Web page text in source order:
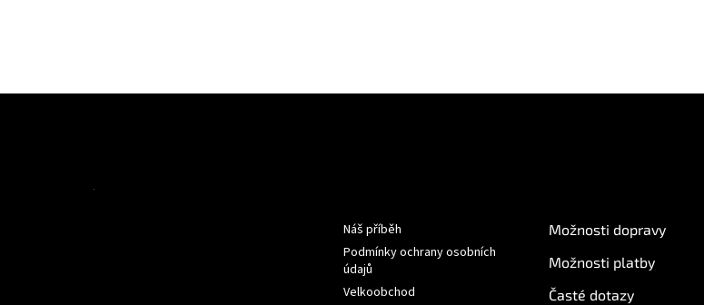
Náš příběh
Podmínky ochrany osobních
údajů
Velkoobchod
Možnosti dopravy
Možnosti platby
Časté dotazy